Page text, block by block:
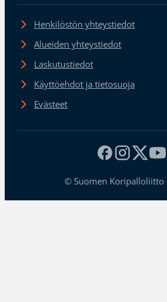
Henkilöstön yhteystiedot
Alueiden yhteystiedot
Laskutustiedot
Käyttöehdot ja tietosuoja
Evästeet
© Suomen Koripalloliitto